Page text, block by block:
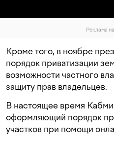
Реклама
Кроме того, в ноябре
порядок приватизации
возможности частного
защиту прав владельцев.
В настоящее время
оформляющий порядок
участков при помощи